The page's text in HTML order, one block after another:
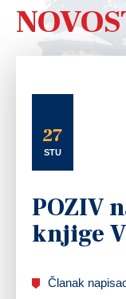
27
STU
POZIV
knjige
Članak